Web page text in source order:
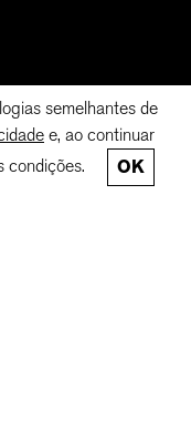
semelhantes de
e, ao continuar
condições.
OK